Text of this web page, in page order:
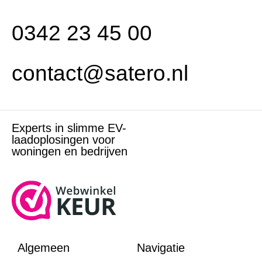
0342 23 45 00
contact@satero.nl
Experts in slimme EV-
laadoplosingen voor
woningen en bedrijven
Algemeen Navigatie